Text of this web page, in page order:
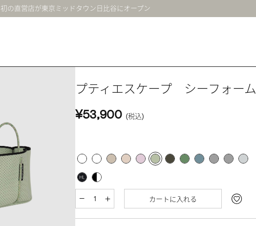
初の直営店が東京ミッドタウン日比谷にオープン
プティエスケープ シーフォーム
¥53,900 (税込)
カートに入れる